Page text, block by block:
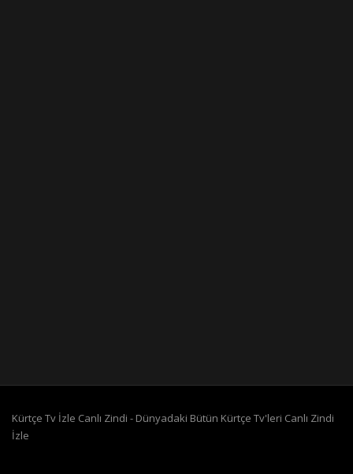
Kürtçe Tv İzle Canlı Zindi - Dünyadaki Bütün Kürtçe Tv'leri Canlı Zindi
İzle